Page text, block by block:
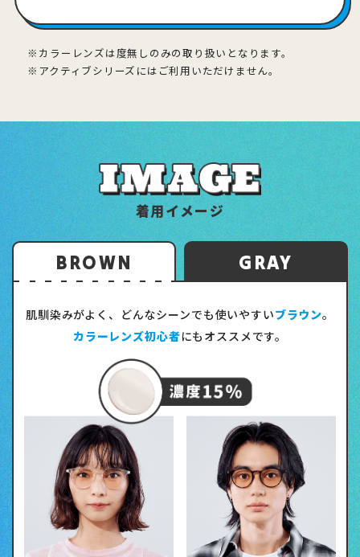
カラーレンズは度無しのみの取り扱いとなります。
アクティブシリーズにはご利用いただけません。
着用イメージ
BROWN GRAY
肌馴染みがよく、どんなシーンでも使いやすいブラウン。
カラーレンズ初心者にもオススメです。